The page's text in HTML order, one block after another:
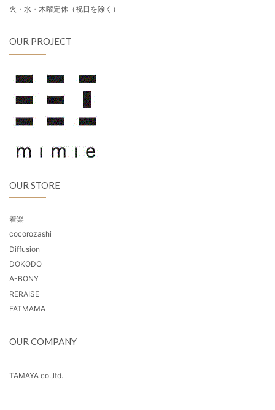
火・水・木曜定休（祝日を除く）
OUR PROJECT
OUR STORE
着楽
cocorozashi
Diffusion
DOKODO
A-BONY
RERAISE
FATMAMA
OUR COMPANY
TAMAYA co.,ltd.